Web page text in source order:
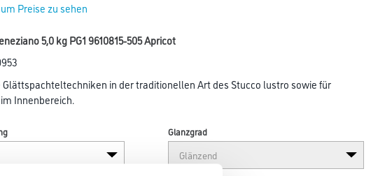
Preise zu sehen
5,0 kg PG1 9610815-505 Apricot
in der traditionellen Art des Stucco lustro sowie für
Innenbereich.
Glanzgrad